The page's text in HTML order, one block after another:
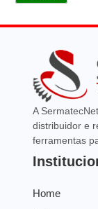
A
distribuidor e
ferramentas
Home